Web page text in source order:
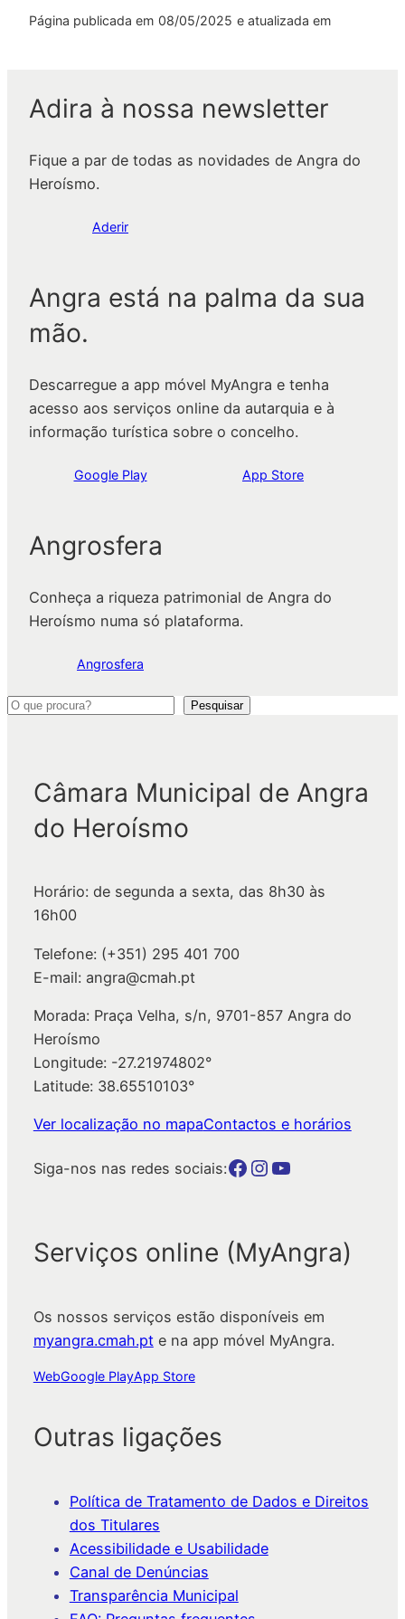
Página publicada em 08/05/2025 e atualizada em
Adira à nossa newsletter
Fique a par de todas as novidades de Angra do
Heroísmo.
Aderir
Angra está na palma da sua
mão.
Descarregue a app móvel MyAngra e tenha
acesso aos serviços online da autarquia e à
informação turística sobre o concelho.
Google Play App Store
Angrosfera
Conheça a riqueza patrimonial de Angra do
Heroísmo numa só plataforma.
Angrosfera
P
Pesquisar
Câmara Municipal de Angra
do Heroísmo
Horário: de segunda a sexta, das 8h30 às
16h00
Telefone: (+351) 295 401 700
E-mail: angra@cmah.pt
Morada: Praça Velha, s/n, 9701-857 Angra do
Heroísmo
Longitude: -27.21974802°
Latitude: 38.65510103°
Ver localização no mapaContactos e horários
Siga-nos nas redes sociais:Botão para a página da autarquia no Facebook Botão para a página da autarquia no Instagram Botão para a página da autarquia no Youtube
Serviços online (MyAngra)
Os nossos serviços estão disponíveis em
myangra.cmah.pt e na app móvel MyAngra.
WebGoogle PlayApp Store
Outras ligações
Política de Tratamento de Dados e Direitos
dos Titulares
Acessibilidade e Usabilidade
Canal de Denúncias
Transparência Municipal